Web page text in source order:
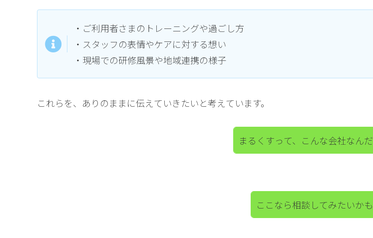
・ご利用者さまのトレーニングや過ごし方
・スタッフの表情やケアに対する想い
・現場での研修風景や地域連携の様子
これらを、ありのままに伝えていきたいと考えています。
まるくすって、こんな会社なんだ
ここなら相談してみたいかも